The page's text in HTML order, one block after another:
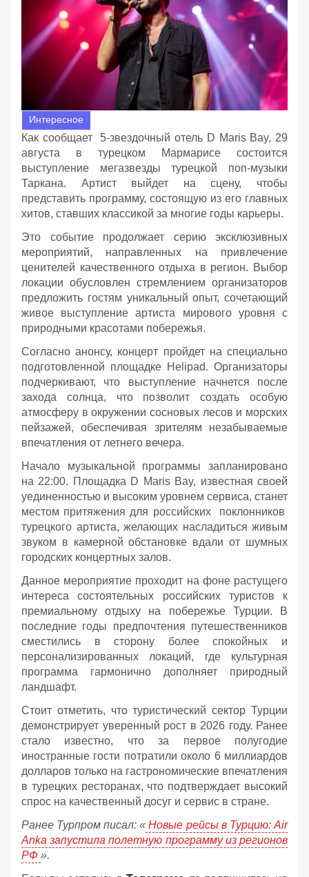
Интересное
Как сообщает 5-звездочный отель D Maris Bay, 29
августа в турецком Мармарисе состоится
выступление мегазвезды турецкой поп-музыки
Таркана. Артист выйдет на сцену, чтобы
представить программу, состоящую из его главных
хитов, ставших классикой за многие годы карьеры.
Это событие продолжает серию эксклюзивных
мероприятий, направленных на привлечение
ценителей качественного отдыха в регион. Выбор
локации обусловлен стремлением организаторов
предложить гостям уникальный опыт, сочетающий
живое выступление артиста мирового уровня с
природными красотами побережья.
Согласно анонсу, концерт пройдет на специально
подготовленной площадке Helipad. Организаторы
подчеркивают, что выступление начнется после
захода солнца, что позволит создать особую
атмосферу в окружении сосновых лесов и морских
пейзажей, обеспечивая зрителям незабываемые
впечатления от летнего вечера.
Начало музыкальной программы запланировано
на 22:00. Площадка D Maris Bay, известная своей
уединенностью и высоким уровнем сервиса, станет
местом притяжения для российских поклонников
турецкого артиста, желающих насладиться живым
звуком в камерной обстановке вдали от шумных
городских концертных залов.
Данное мероприятие проходит на фоне растущего
интереса состоятельных российских туристов к
премиальному отдыху на побережье Турции. В
последние годы предпочтения путешественников
сместились в сторону более спокойных и
персонализированных локаций, где культурная
программа гармонично дополняет природный
ландшафт.
Стоит отметить, что туристический сектор Турции
демонстрирует уверенный рост в 2026 году. Ранее
стало известно, что за первое полугодие
иностранные гости потратили около 6 миллиардов
долларов только на гастрономические впечатления
в турецких ресторанах, что подтверждает высокий
спрос на качественный досуг и сервис в стране.
Ранее Турпром писал: « Новые рейсы в Турцию: Air
Anka запустила полетную программу из регионов
РФ ».